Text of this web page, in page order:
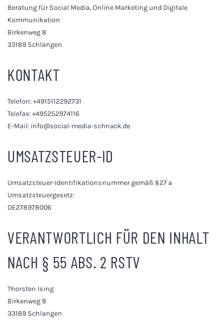
Beratung für Social Media, Online Marketing und Digitale
Kommunikation
Birkenweg 8
33189 Schlangen
KONTAKT
Telefon: +4915112292731
Telefax: +495252974116
E-Mail: info@social-media-schnack.de
UMSATZSTEUER-ID
Umsatzsteuer-Identifikationsnummer gemäß §27 a
Umsatzsteuergesetz:
DE278978006
VERANTWORTLICH FÜR DEN INHALT
NACH § 55 ABS. 2 RSTV
Thorsten Ising
Birkenweg 8
33189 Schlangen